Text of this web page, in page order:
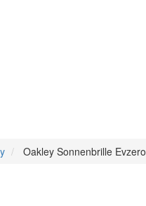
Oakley Sonnenbrille